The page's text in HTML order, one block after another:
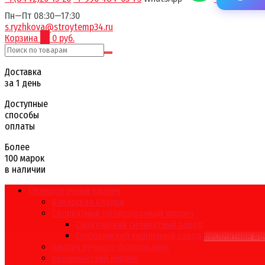
Пн—Пт 08:30—17:30
s.ryzhkova@stroytemp34.ru
Корзина
0 руб.
Доставка
за 1 день
Доступные
способы
оплаты
Более
100 марок
в наличии
Облицовочный кирпич
Баварская кладка
Силикатный облицовочный кирпич
Саратовский силикатный завод
Глубокинский кирпичный завод Бесплатная
Кирпич ручного формования
Керамический кирпич